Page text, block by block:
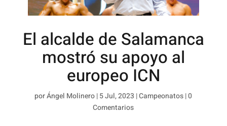
El alcalde de Salamanca
mostró su apoyo al
europeo ICN
porÁngel Molinero|5 Jul, 2023 |Campeonatos|0
Comentarios